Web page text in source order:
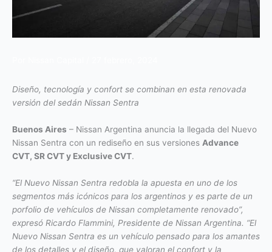
Diseño, tecnología y confort se combinan en esta renovada
versión del sedán Nissan Sentra
Buenos Aires – Nissan Argentina anuncia la llegada del Nuevo
Nissan Sentra con un rediseño en sus versiones Advance
CVT, SR CVT y Exclusive CVT.
“El Nuevo Nissan Sentra redobla la apuesta en uno de los
segmentos más icónicos para los argentinos y es parte de un
porfolio de vehículos de Nissan completamente renovado”,
expresó Ricardo Flammini, Presidente de Nissan Argentina. “El
Nuevo Nissan Sentra es un vehículo pensado para los amantes
de los detalles y el diseño, que valoran el confort y la